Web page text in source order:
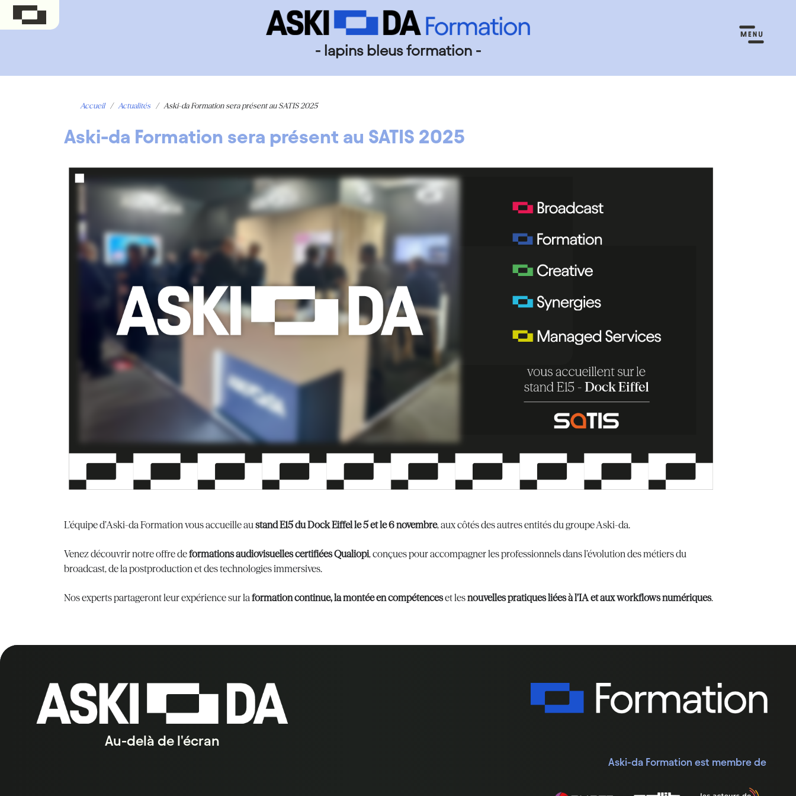
- lapins bleus formation -
Accueil / Actualités / Aski-da Formation sera présent au SATIS 2025
Aski-da Formation sera présent au SATIS 2025
L’équipe d’Aski-da Formation vous accueille austand E15 du Dock Eiffel le 5 et le 6 novembre, aux côtés des autres entités du groupe Aski-da.
Venez découvrir notre offre deformations audiovisuelles certifiées Qualiopi, conçues pour accompagner les professionnels dans l’évolution des métiers du
broadcast, de la postproduction et des technologies immersives.
Nos experts partageront leur expérience sur laformation continue, la montée en compétenceset lesnouvelles pratiques liées à l’IA et aux workflows numériques.
Au-delà de l'écran
Aski-da Formation est membre de